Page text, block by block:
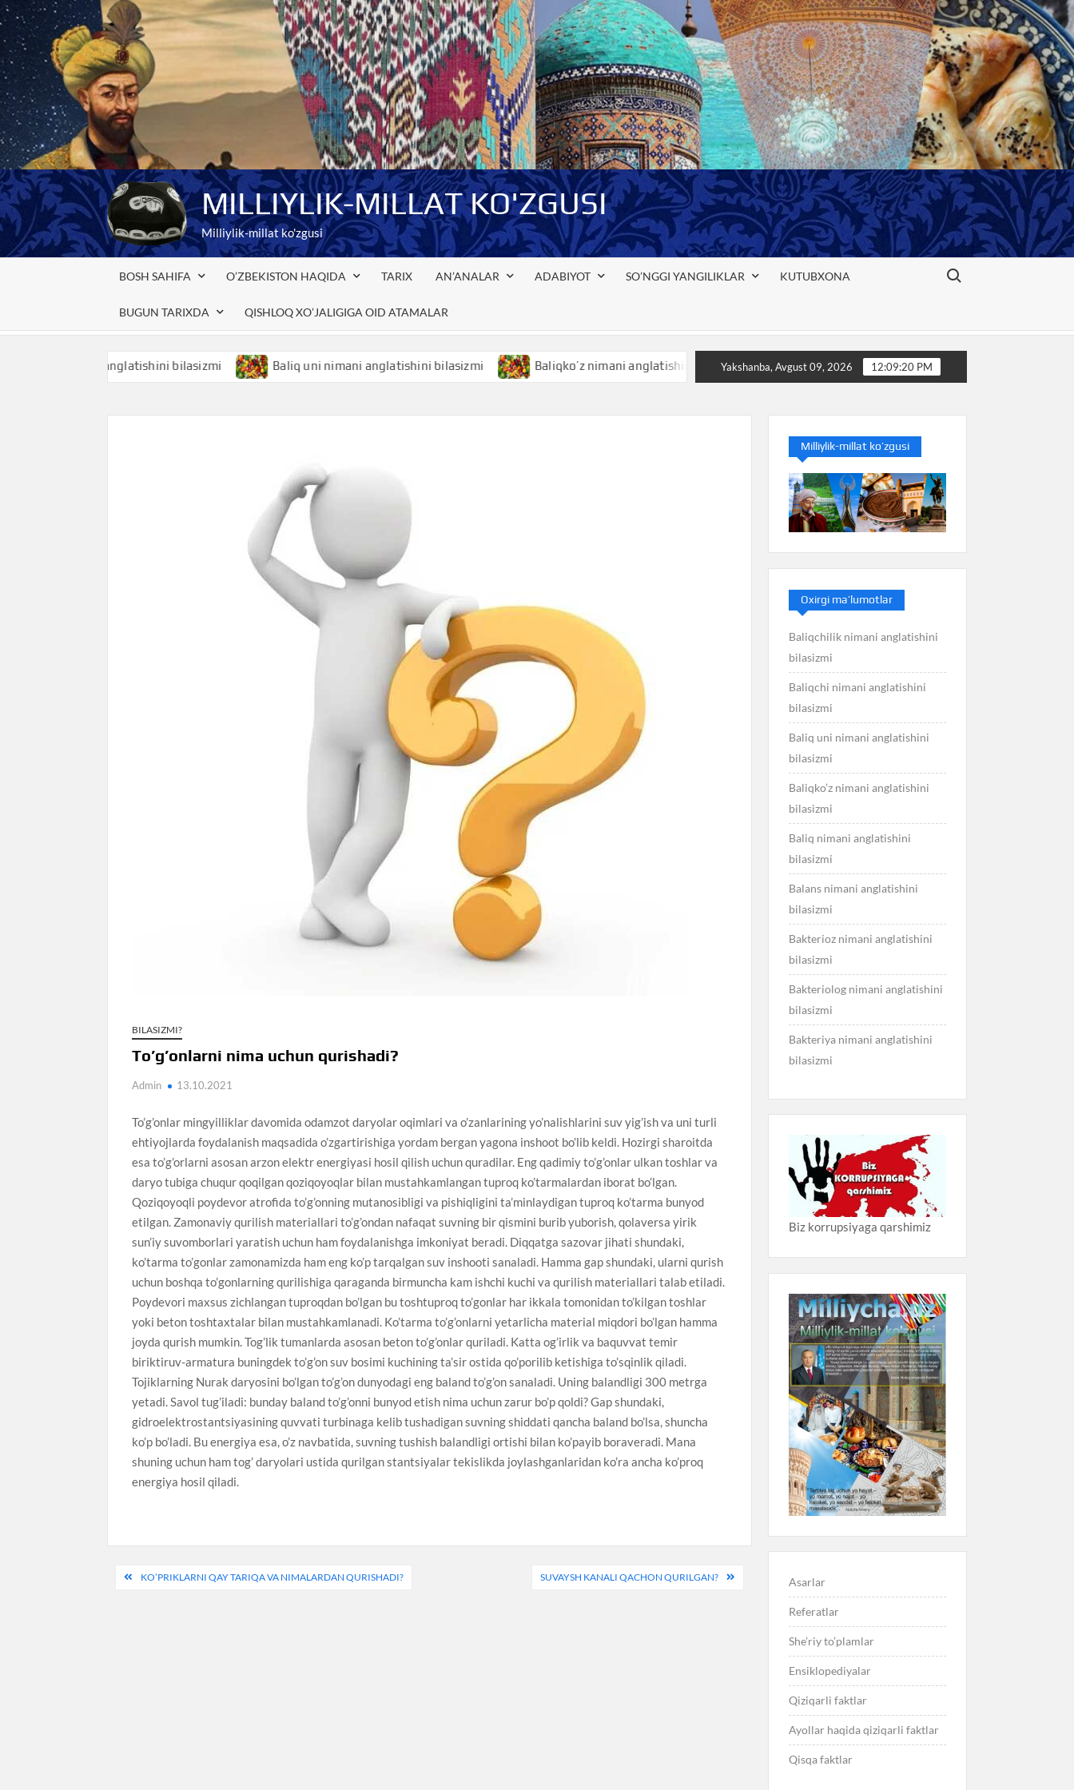
Skip
to
content
MILLIYLIK-MILLAT KO'ZGUSI
Milliylik-millat ko'zgusi
BOSH SAHIFA O’ZBEKISTON HAQIDA TARIX AN’ANALAR ADABIYOT SO’NGGI YANGILIKLAR KUTUBXONA
BUGUN TARIXDA QISHLOQ XO’JALIGIGA OID ATAMALAR
Search for:
nimani anglatishini bilasizmi Baliq uni nimani anglatishini bilasizmi Baliqko’z nimani anglatishini bilasizmi Baliq nimani anglatishini bilasizmi
Yakshanba, Avgust 09, 2026 12:09:21 PM
BILASIZMI?
To’g’onlarni nima uchun qurishadi?
Admin 13.10.2021
To’g’onlar mingyilliklar davomida odamzot daryolar oqimlari va o’zanlarining yo’nalishlarini suv yig’ish va uni turli
ehtiyojlarda foydalanish maqsadida o’zgartirishiga yordam bergan yagona inshoot bo’lib keldi. Hozirgi sharoitda
esa to’g’orlarni asosan arzon elektr energiyasi hosil qilish uchun quradilar. Eng qadimiy to’g’onlar ulkan toshlar va
daryo tubiga chuqur qoqilgan qoziqoyoqlar bilan mustahkamlangan tuproq ko’tarmalardan iborat bo’lgan.
Qoziqoyoqli poydevor atrofida to’g’onning mutanosibligi va pishiqligini ta’minlaydigan tuproq ko’tarma bunyod
etilgan. Zamonaviy qurilish materiallari to’g’ondan nafaqat suvning bir qismini burib yuborish, qolaversa yirik
sun’iy suvomborlari yaratish uchun ham foydalanishga imkoniyat beradi. Diqqatga sazovar jihati shundaki,
ko’tarma to’gonlar zamonamizda ham eng ko’p tarqalgan suv inshooti sanaladi. Hamma gap shundaki, ularni qurish
uchun boshqa to’gonlarning qurilishiga qaraganda birmuncha kam ishchi kuchi va qurilish materiallari talab etiladi.
Poydevori maxsus zichlangan tuproqdan bo’lgan bu toshtuproq to’gonlar har ikkala tomonidan to’kilgan toshlar
yoki beton toshtaxtalar bilan mustahkamlanadi. Ko’tarma to’g’onlarni yetarlicha material miqdori bo’lgan hamma
joyda qurish mumkin. Tog’lik tumanlarda asosan beton to’g’onlar quriladi. Katta og’irlik va baquvvat temir
biriktiruv-armatura buningdek to’g’on suv bosimi kuchining ta’sir ostida qo’porilib ketishiga to’sqinlik qiladi.
Tojiklarning Nurak daryosini bo’lgan to’g’on dunyodagi eng baland to’g’on sanaladi. Uning balandligi 300 metrga
yetadi. Savol tug’iladi: bunday baland to’g’onni bunyod etish nima uchun zarur bo’p qoldi? Gap shundaki,
gidroelektrostantsiyasining quvvati turbinaga kelib tushadigan suvning shiddati qancha baland bo’lsa, shuncha
ko’p bo’ladi. Bu energiya esa, o’z navbatida, suvning tushish balandligi ortishi bilan ko’payib boraveradi. Mana
shuning uchun ham tog’ daryolari ustida qurilgan stantsiyalar tekislikda joylashganlaridan ko’ra ancha ko’proq
energiya hosil qiladi.
PostKO’PRIKLARNI QAY TARIQA VA NIMALARDAN QURISHADI? SUVAYSH KANALI QACHON QURILGAN?
Milliylik-millat ko’zgusi
Oxirgi ma’lumotlar
Baliqchilik nimani anglatishini
bilasizmi
Baliqchi nimani anglatishini
bilasizmi
Baliq uni nimani anglatishini
bilasizmi
Baliqko’z nimani anglatishini
bilasizmi
Baliq nimani anglatishini
bilasizmi
Balans nimani anglatishini
bilasizmi
Bakterioz nimani anglatishini
bilasizmi
Bakteriolog nimani anglatishini
bilasizmi
Bakteriya nimani anglatishini
bilasizmi
Biz korrupsiyaga qarshimiz
Asarlar
Referatlar
She’riy to’plamlar
Ensiklopediyalar
Qiziqarli faktlar
Ayollar haqida qiziqarli faktlar
Qisqa faktlar